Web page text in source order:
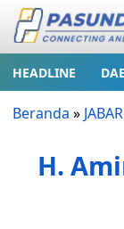
HEADLINE
Beranda » JABAR
H.